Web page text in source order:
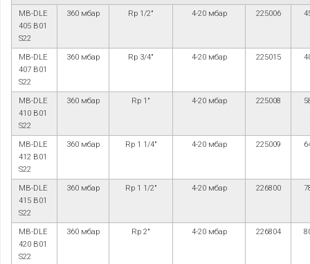
MB-DLE
405 B01
S22
360 мбар Rp 1/2" 4-20 мбар 225006
MB-DLE
407 B01
S22
360 мбар Rp 3/4" 4-20 мбар 225015
MB-DLE
410 B01
S22
360 мбар Rp 1" 4-20 мбар 225008
MB-DLE
412 B01
S22
360 мбар Rp 1 1/4" 4-20 мбар 225009
MB-DLE
415 B01
S22
360 мбар Rp 1 1/2" 4-20 мбар 226800
MB-DLE
420 B01
S22
360 мбар Rp 2" 4-20 мбар 226804